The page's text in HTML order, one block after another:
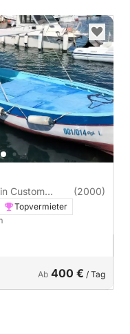
(2000)
Topvermieter
Ab 400 € / Tag